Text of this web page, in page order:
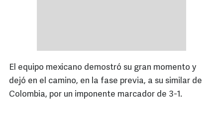
El equipo mexicano demostró su gran momento y
dejó en el camino, en la fase previa, a su similar de
Colombia, por un imponente marcador de 3-1.